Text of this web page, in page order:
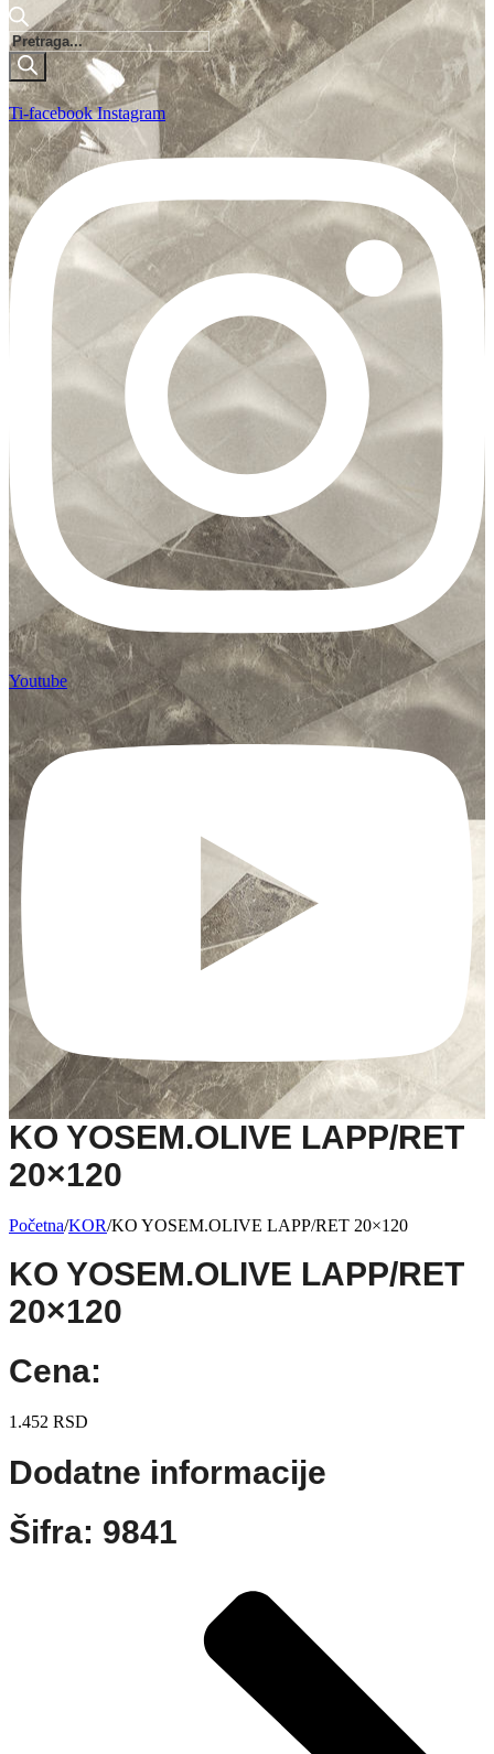
Products
search
Ti-facebook Instagram
Youtube
KO YOSEM.OLIVE LAPP/RET
20×120
Početna/KOR/KO YOSEM.OLIVE LAPP/RET 20×120
KO YOSEM.OLIVE LAPP/RET
20×120
Cena:
1.452 RSD
Dodatne informacije
Šifra: 9841